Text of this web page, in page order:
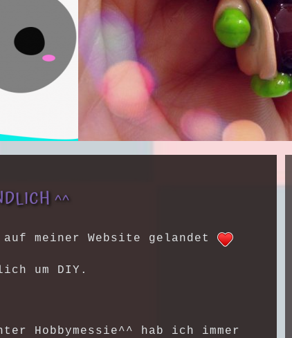
^^
meiner Website gelandet
um DIY.
Hobbymessie^^ hab ich immer